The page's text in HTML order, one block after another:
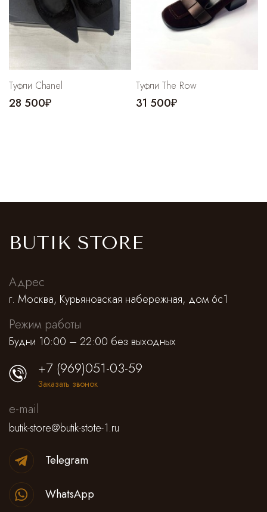
Туфли Chanel
28 500₽
Туфли The Row
31 500₽
BUTIK STORE
Адрес
г. Москва, Курьяновская набережная, дом 6с1
Режим работы
Будни 10:00 – 22:00 без выходных
+7 (969)051-03-59
Заказать звонок
e-mail
butik-store@butik-stote-1.ru
Telegram
WhatsApp